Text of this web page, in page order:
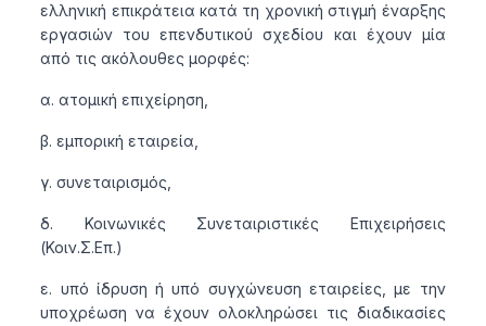
ελληνική επικράτεια κατά τη χρονική στιγμή έναρξης
εργασιών του επενδυτικού σχεδίου και έχουν μία
από τις ακόλουθες μορφές:
α. ατομική επιχείρηση,
β. εμπορική εταιρεία,
γ. συνεταιρισμός,
δ. Κοινωνικές Συνεταιριστικές Επιχειρήσεις
(Κοιν.Σ.Επ.)
ε. υπό ίδρυση ή υπό συγχώνευση εταιρείες, με την
υποχρέωση να έχουν ολοκληρώσει τις διαδικασίες